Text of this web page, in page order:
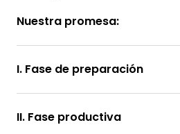
Nuestra promesa:
I. Fase de preparación
II. Fase productiva